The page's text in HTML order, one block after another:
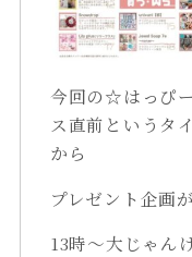
今回の☆はっぴ
ス直前というタ
から
プレゼント企画
13時～大じゃん